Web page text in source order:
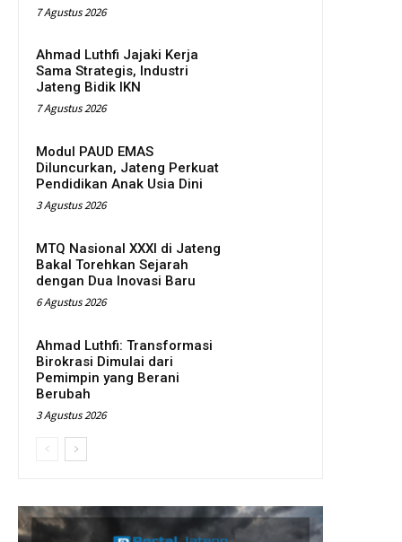
7 Agustus 2026
Ahmad Luthfi Jajaki Kerja
Sama Strategis, Industri
Jateng Bidik IKN
7 Agustus 2026
Modul PAUD EMAS
Diluncurkan, Jateng Perkuat
Pendidikan Anak Usia Dini
3 Agustus 2026
MTQ Nasional XXXI di Jateng
Bakal Torehkan Sejarah
dengan Dua Inovasi Baru
6 Agustus 2026
Ahmad Luthfi: Transformasi
Birokrasi Dimulai dari
Pemimpin yang Berani
Berubah
3 Agustus 2026